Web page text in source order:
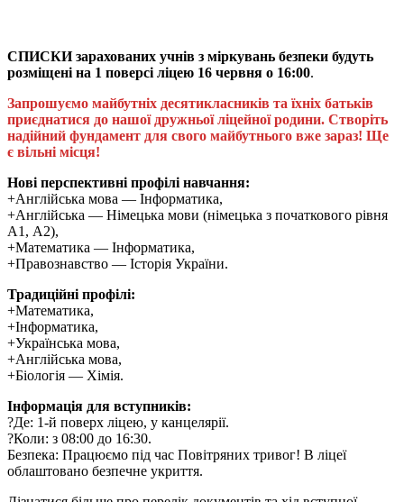
СПИСКИ зарахованих учнів з міркувань безпеки будуть
розміщені на 1 поверсі ліцею 16 червня о 16:00.
​Запрошуємо майбутніх десятикласників та їхніх батьків
приєднатися до нашої дружньої ліцейної родини. Створіть
надійний фундамент для свого майбутнього вже зараз! Ще
є вільні місця!
Нові перспективні профілі навчання:
+​Англійська мова — Інформатика,
​+Англійська — Німецька мови (німецька з початкового рівня
А1, А2),
​+Математика — Інформатика,
+Правознавство — Історія України.
​Традиційні профілі:
​+Математика,
​+Інформатика,
+​Українська мова,
​+Англійська мова,
​+Біологія — Хімія.
​Інформація для вступників:
​?Де: 1-й поверх ліцею, у канцелярії.
​?Коли: з 08:00 до 16:30.
​Безпека: Працюємо під час Повітряних тривог! В ліцеї
облаштовано безпечне укриття.